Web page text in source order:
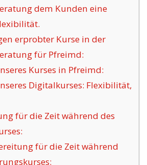
dem Kunden eine
erprobter Kurse in der
für Pfreimd:
Kurses in Pfreimd:
Digitalkurses: Flexibilität,
für die Zeit während des
für die Zeit während